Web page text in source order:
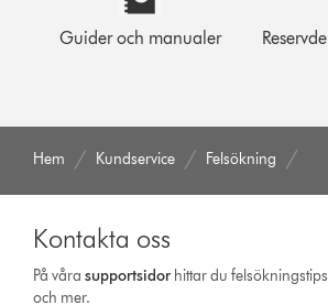
Guider och manualer
Hem Kundservice Felsökning
Kontakta oss
På vårasupport­sidor hittar du
och mer.